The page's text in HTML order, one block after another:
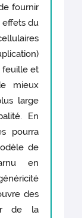
fournir
effets du
feuille et
mieux
large
En
pourra
de
en
des
de la